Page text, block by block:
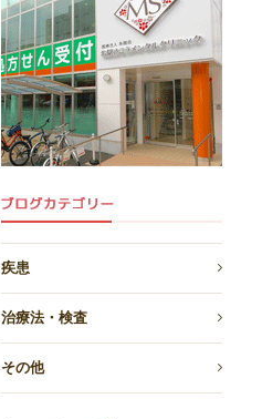
疾患
治療法・検査
その他